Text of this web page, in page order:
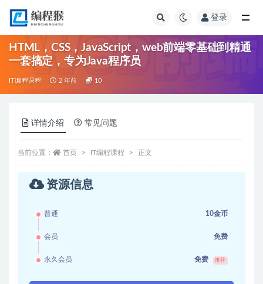
登录
HTML，CSS，JavaScript，web前端零基础到精通
一套搞定，专为Java程序员
IT编程课程 2 年前 10
详情介绍 常见问题
当前位置： 首页 IT编程课程 正文
资源信息
普通 10金币
会员 免费
永久会员 免费 推荐